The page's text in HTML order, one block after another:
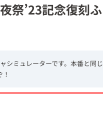
祭’23記念復刻
シミュレーターです。本番と同